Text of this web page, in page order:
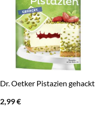
Dr. Oetker Pistazien gehackt
2,99€